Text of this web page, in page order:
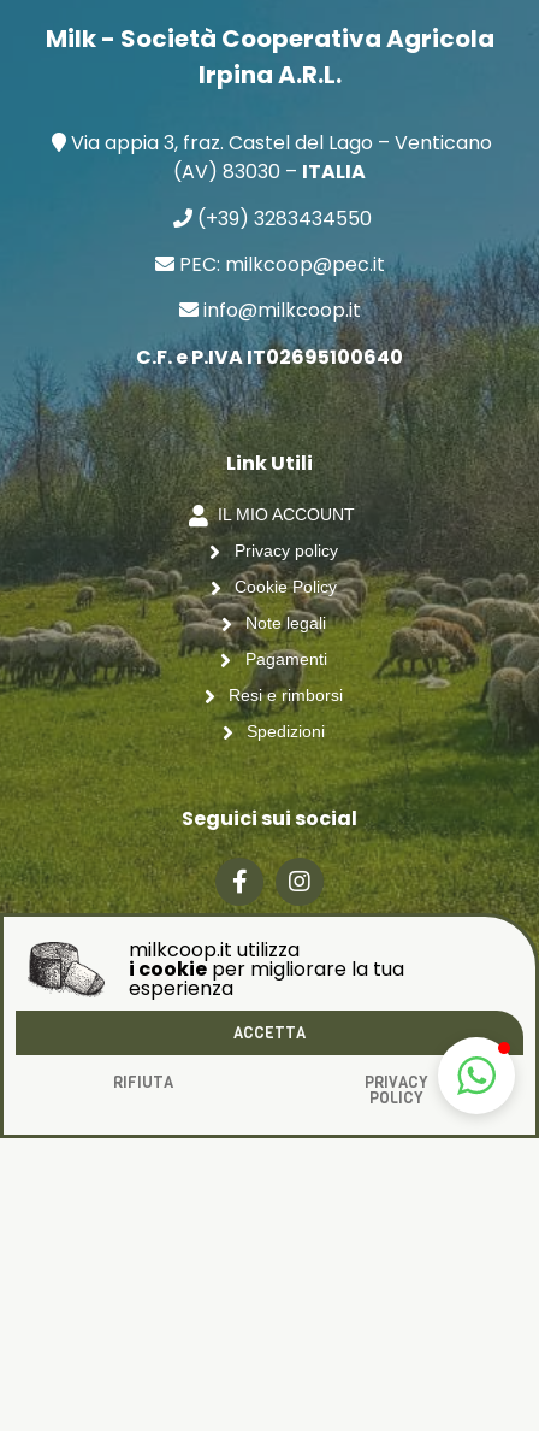
Milk - Società Cooperativa Agricola
Irpina A.R.L.
Via appia 3, fraz. Castel del Lago – Venticano
(AV) 83030 – ITALIA
(+39) 3283434550
PEC: milkcoop@pec.it
info@milkcoop.it
C.F. e P.IVA IT02695100640
Link Utili
IL MIO ACCOUNT
Privacy policy
Cookie Policy
Note legali
Pagamenti
Resi e rimborsi
Spedizioni
Seguici sui social
milkcoop.it utilizza
i cookieper migliorare la tua
esperienza
ACCETTA
RIFIUTA PRIVACY
POLICY